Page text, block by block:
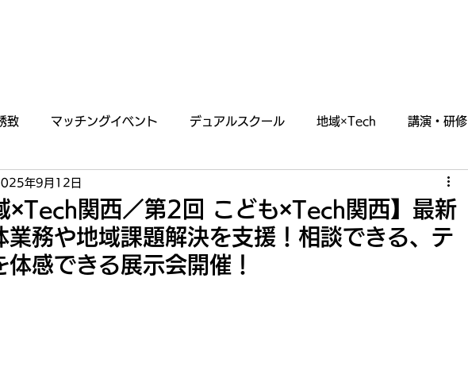
致 マッチングイベント デュアルスクール 地域×Tech 講演・研修
せ 掲載・出演情報
×Tech関西／第2回 こども×Tech関西】最新
業務や地域課題解決を支援！相談できる、テ
感できる展示会開催！
年9月12日